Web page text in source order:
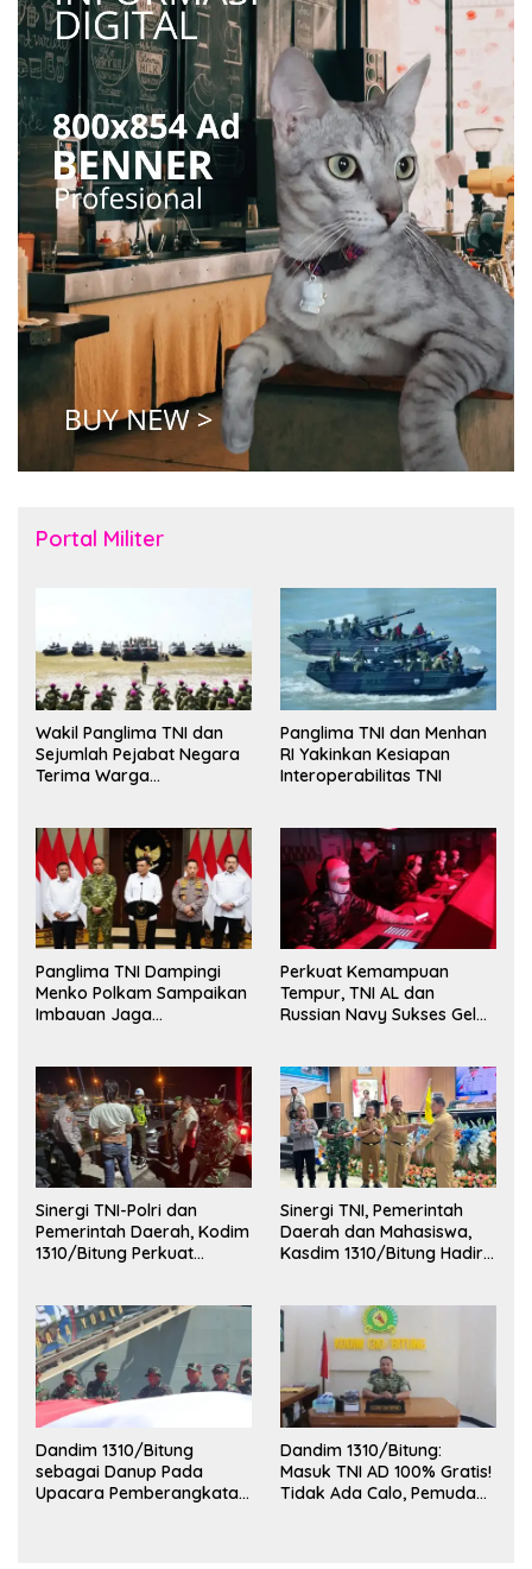
Portal Militer
Wakil Panglima TNI dan
Sejumlah Pejabat Negara
Terima Warga
Panglima TNI dan Menhan
RI Yakinkan Kesiapan
Interoperabilitas TNI
Panglima TNI Dampingi
Menko Polkam Sampaikan
Imbauan Jaga
Perkuat Kemampuan
Tempur, TNI AL dan
Russian Navy Sukses Gelar
Sinergi TNI-Polri dan
Pemerintah Daerah, Kodim
1310/Bitung Perkuat
Sinergi TNI, Pemerintah
Daerah dan Mahasiswa,
Kasdim 1310/Bitung Hadiri
Kota Bitung
Dandim 1310/Bitung
sebagai Danup Pada
Upacara Pemberangkatan
Dandim 1310/Bitung:
Masuk TNI AD 100% Gratis!
Tidak Ada Calo, Pemuda